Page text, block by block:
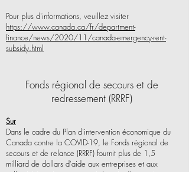
Pour plus d'informations, veuillez visiter
https://www.canada.ca/fr/department-
finance/news/2020/11/canada-emergency-rent-
subsidy.html
Fonds régional de secours et de
redressement (RRRF)
Sur
Dans le cadre du Plan d'intervention économique du
Canada contre la COVID-19, le Fonds régional de
secours et de relance (RRRF) fournit plus de 1,5
milliard de dollars d'aide aux entreprises et aux